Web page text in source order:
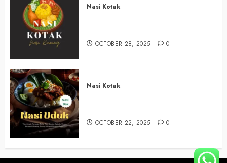
Nasi Kotak
OCTOBER 28, 2025 0
Nasi Kotak
OCTOBER 22, 2025 0